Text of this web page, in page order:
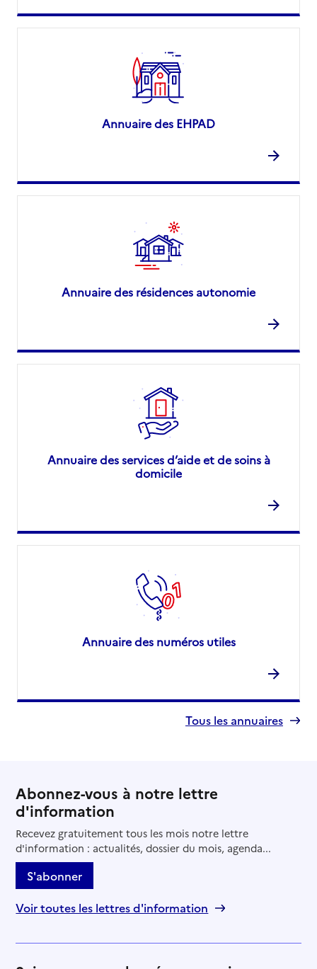
Annuaire des EHPAD
Annuaire des résidences autonomie
Annuaire des services d’aide et de soins à
domicile
Annuaire des numéros utiles
Tous les annuaires
Abonnez-vous à notre lettre
d'information
Recevez gratuitement tous les mois notre lettre
d'information : actualités, dossier du mois, agenda...
S'abonner
Voir toutes les lettres d'information